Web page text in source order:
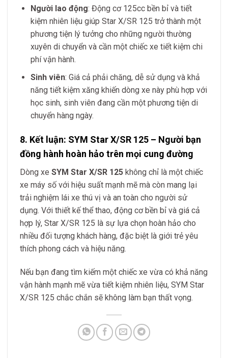
Người lao động: Động cơ 125cc bền bỉ và tiết
kiệm nhiên liệu giúp Star X/SR 125 trở thành một
phương tiện lý tưởng cho những người thường
xuyên di chuyển và cần một chiếc xe tiết kiệm chi
phí vận hành.
Sinh viên: Giá cả phải chăng, dễ sử dụng và khả
năng tiết kiệm xăng khiến dòng xe này phù hợp với
học sinh, sinh viên đang cần một phương tiện di
chuyển hàng ngày.
8. Kết luận: SYM Star X/SR 125 – Người bạn
đồng hành hoàn hảo trên mọi cung đường
Dòng xe SYM Star X/SR 125 không chỉ là một chiếc
xe máy số với hiệu suất mạnh mẽ mà còn mang lại
trải nghiệm lái xe thú vị và an toàn cho người sử
dụng. Với thiết kế thể thao, động cơ bền bỉ và giá cả
hợp lý, Star X/SR 125 là sự lựa chọn hoàn hảo cho
nhiều đối tượng khách hàng, đặc biệt là giới trẻ yêu
thích phong cách và hiệu năng.
Nếu bạn đang tìm kiếm một chiếc xe vừa có khả năng
vận hành mạnh mẽ vừa tiết kiệm nhiên liệu, SYM Star
X/SR 125 chắc chắn sẽ không làm bạn thất vọng.